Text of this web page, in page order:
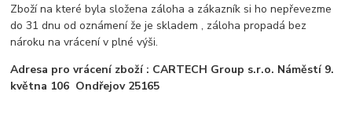
Zboží na které byla složena záloha a zákazník si ho nepřevezme
do 31 dnu od oznámení že je skladem , záloha propadá bez
nároku na vrácení v plné výši.
Adresa pro vrácení zboží : CARTECH Group s.r.o. Náměstí 9.
května 106 Ondřejov 25165